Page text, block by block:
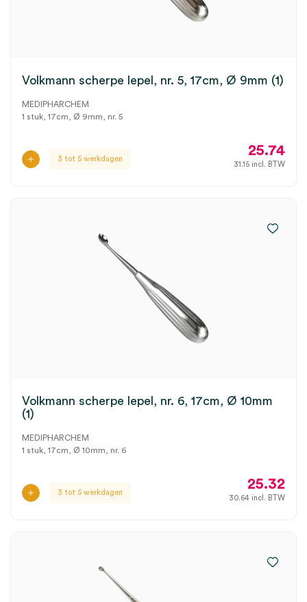
Volkmann scherpe lepel, nr. 5, 17cm, Ø 9mm (1)
MEDIPHARCHEM
1 stuk, 17cm, Ø 9mm, nr. 5
3 tot 5 werkdagen
25.74
31.15 incl. BTW
Volkmann scherpe lepel, nr. 6, 17cm, Ø 10mm
(1)
MEDIPHARCHEM
1 stuk, 17cm, Ø 10mm, nr. 6
3 tot 5 werkdagen
25.32
30.64 incl. BTW